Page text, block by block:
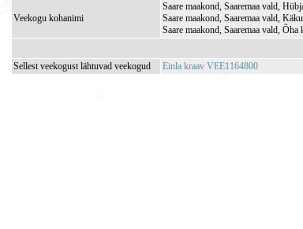
Veekogu kohanimi
Saare maakond, Saaremaa vald,
Saare maakond, Saaremaa vald,
Saare maakond, Saaremaa vald, Õha
Sellest veekogust lähtuvad veekogud Einla kraav VEE1164800